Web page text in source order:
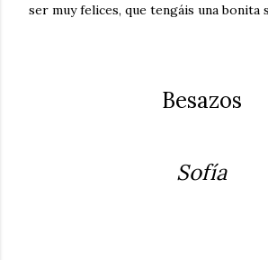
ser muy felices, que tengáis una bonita
Besazos
Sofía